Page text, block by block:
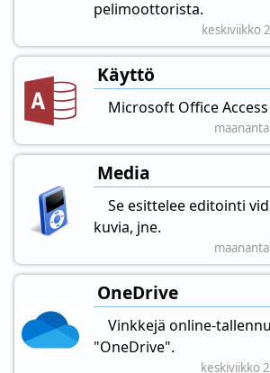
pelimoottorista.
keskiviikko
Käyttö
Microsoft Office
Media
Se esittelee editointi
kuvia, jne.
OneDrive
Vinkkejä online-
"OneDrive".
keskiviikko